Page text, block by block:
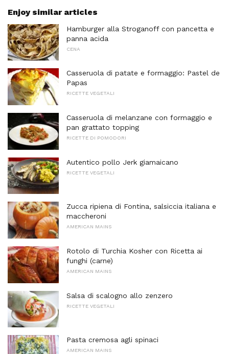
Enjoy similar articles
Hamburger alla Stroganoff con pancetta e
panna acida
CENA
Casseruola di patate e formaggio: Pastel de
Papas
RICETTE VEGETALI
Casseruola di melanzane con formaggio e
pan grattato topping
RICETTE DI POMODORI
Autentico pollo Jerk giamaicano
RICETTE VEGETALI
Zucca ripiena di Fontina, salsiccia italiana e
maccheroni
AMERICAN MAINS
Rotolo di Turchia Kosher con Ricetta ai
funghi (carne)
AMERICAN MAINS
Salsa di scalogno allo zenzero
RICETTE VEGETALI
Pasta cremosa agli spinaci
AMERICAN MAINS